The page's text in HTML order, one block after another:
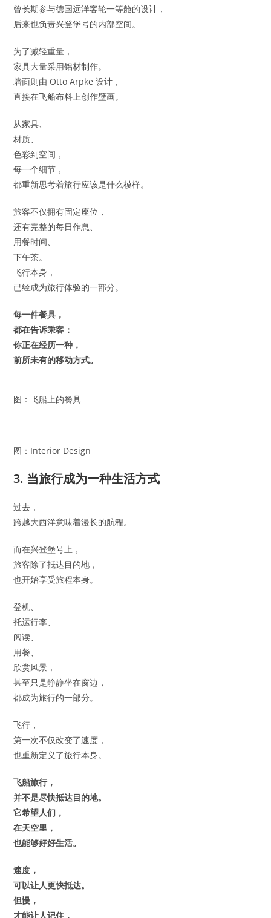
曾长期参与德国远洋客轮一等舱的设计，
后来也负责兴登堡号的内部空间。
为了减轻重量，
家具大量采用铝材制作。
墙面则由 Otto Arpke 设计，
直接在飞船布料上创作壁画。
从家具、
材质、
色彩到空间，
每一个细节，
都重新思考着旅行应该是什么模样。
旅客不仅拥有固定座位，
还有完整的每日作息、
用餐时间、
下午茶。
飞行本身，
已经成为旅行体验的一部分。
每一件餐具，
都在告诉乘客：
你正在经历一种，
前所未有的移动方式。
图：飞船上的餐具
图：Interior Design
3. 当旅行成为一种生活方式
过去，
跨越大西洋意味着漫长的航程。
而在兴登堡号上，
旅客除了抵达目的地，
也开始享受旅程本身。
登机、
托运行李、
阅读、
用餐、
欣赏风景，
甚至只是静静坐在窗边，
都成为旅行的一部分。
飞行，
第一次不仅改变了速度，
也重新定义了旅行本身。
飞船旅行，
并不是尽快抵达目的地。
它希望人们，
在天空里，
也能够好好生活。
速度，
可以让人更快抵达。
但慢，
才能让人记住，